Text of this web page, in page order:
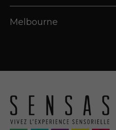
Melbourne